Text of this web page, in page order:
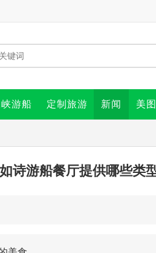
游船 定制旅游 新闻 美图
诗游船餐厅提供哪些类